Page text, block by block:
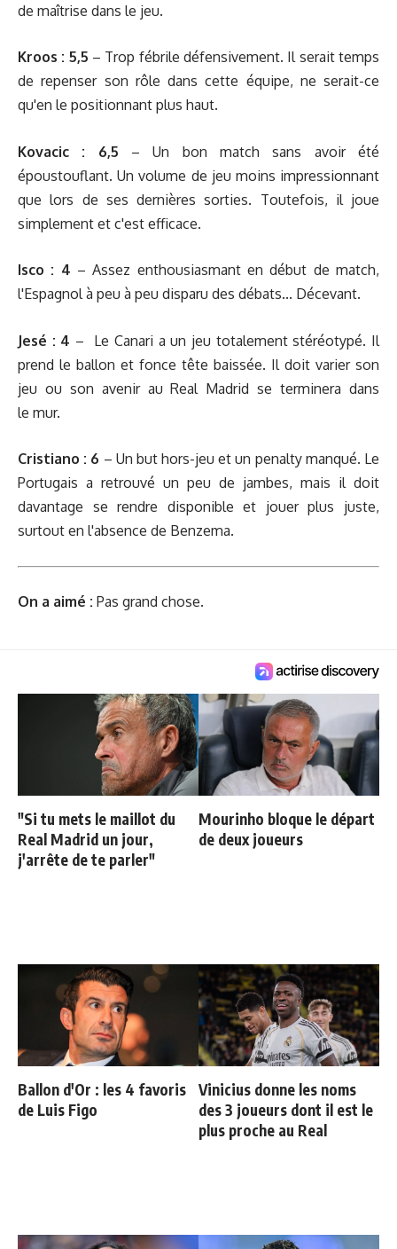
de maîtrise dans le jeu.
Kroos : 5,5 – Trop fébrile défensivement. Il serait temps
de repenser son rôle dans cette équipe, ne serait-ce
qu'en le positionnant plus haut.
Kovacic : 6,5
– Un bon match sans avoir été
époustouflant. Un volume de jeu moins impressionnant
que lors de ses dernières sorties. Toutefois, il joue
simplement et c'est efficace.
Isco : 4 – Assez enthousiasmant en début de match,
l'Espagnol à peu à peu disparu des débats... Décevant.
Jesé : 4 – Le Canari a un jeu totalement stéréotypé. Il
prend le ballon et fonce tête baissée. Il doit varier son
jeu ou son avenir au Real Madrid se terminera dans
le mur.
Cristiano : 6 – Un but hors-jeu et un penalty manqué. Le
Portugais a retrouvé un peu de jambes, mais il doit
davantage se rendre disponible et jouer plus juste,
surtout en l'absence de Benzema.
On a aimé : Pas grand chose.
"Si tu mets le maillot du
Real Madrid un jour,
j'arrête de te parler"
Mourinho bloque le départ
de deux joueurs
Ballon d'Or : les 4 favoris
de Luis Figo
Vinicius donne les noms
des 3 joueurs dont il est le
plus proche au Real